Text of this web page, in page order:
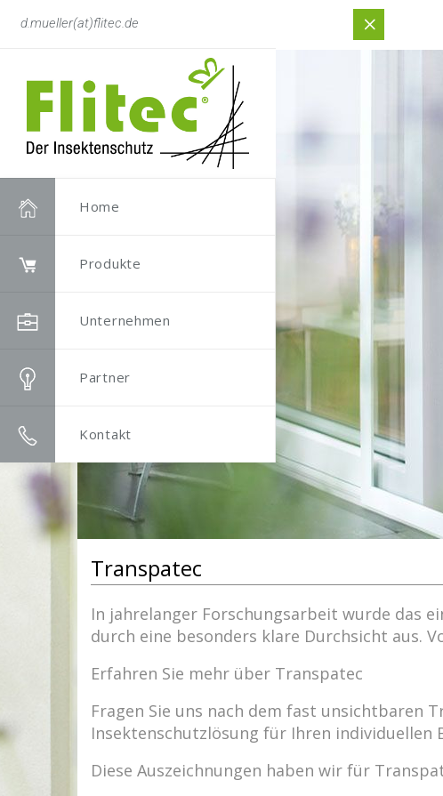
d.mueller(at)flitec.de
Home
Produkte
Unternehmen
Partner
Kontakt
Transpatec
In jahrelanger Forschungsarbeit wurde das
durch eine besonders klare Durchsicht aus.
Erfahren Sie mehr über Transpatec
Fragen Sie uns nach dem fast unsichtbaren
Insektenschutzlösung für Ihren individuellen
Diese Auszeichnungen haben wir für